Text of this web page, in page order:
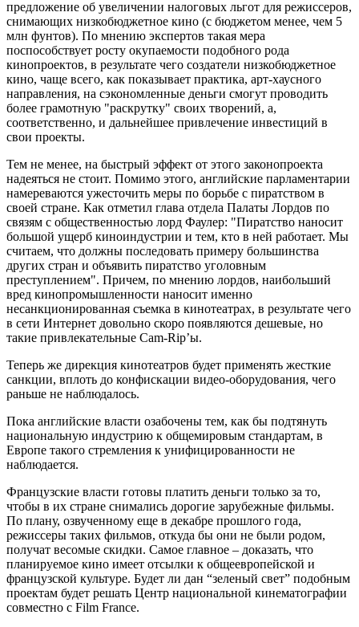
предложение об увеличении налоговых льгот для режиссеров,
снимающих низкобюджетное кино (с бюджетом менее, чем 5
млн фунтов). По мнению экспертов такая мера
поспособствует росту окупаемости подобного рода
кинопроектов, в результате чего создатели низкобюджетное
кино, чаще всего, как показывает практика, арт-хаусного
направления, на сэкономленные деньги смогут проводить
более грамотную "раскрутку" своих творений, а,
соответственно, и дальнейшее привлечение инвестиций в
свои проекты.
Тем не менее, на быстрый эффект от этого законопроекта
надеяться не стоит. Помимо этого, английские парламентарии
намереваются ужесточить меры по борьбе с пиратством в
своей стране. Как отметил глава отдела Палаты Лордов по
связям с общественностью лорд Фаулер: "Пиратство наносит
большой ущерб киноиндустрии и тем, кто в ней работает. Мы
считаем, что должны последовать примеру большинства
других стран и объявить пиратство уголовным
преступлением". Причем, по мнению лордов, наибольший
вред кинопромышленности наносит именно
несанкционированная съемка в кинотеатрах, в результате чего
в сети Интернет довольно скоро появляются дешевые, но
такие привлекательные Cam-Rip’ы.
Теперь же дирекция кинотеатров будет применять жесткие
санкции, вплоть до конфискации видео-оборудования, чего
раньше не наблюдалось.
Пока английские власти озабочены тем, как бы подтянуть
национальную индустрию к общемировым стандартам, в
Европе такого стремления к унифицированности не
наблюдается.
Французские власти готовы платить деньги только за то,
чтобы в их стране снимались дорогие зарубежные фильмы.
По плану, озвученному еще в декабре прошлого года,
режиссеры таких фильмов, откуда бы они не были родом,
получат весомые скидки. Самое главное – доказать, что
планируемое кино имеет отсылки к общеевропейской и
французской культуре. Будет ли дан “зеленый свет” подобным
проектам будет решать Центр национальной кинематографии
совместно с Film France.